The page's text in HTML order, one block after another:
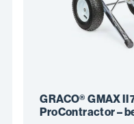
készülék nagyon
energiafüggetlen és
tartó
kész. A 200
teljesítményt nyújt a…
GRACO® GMAX II
ProContractor –